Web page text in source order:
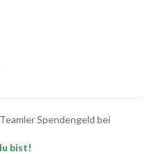
Spendengeld bei
bist!